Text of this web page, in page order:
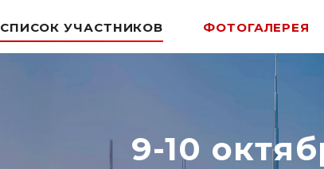
СПИСОК УЧАСТНИКОВ ФОТОГАЛЕРЕЯ
9-10